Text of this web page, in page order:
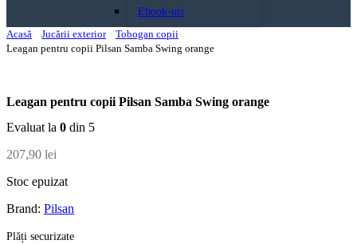
Ebook-uri
Acasă
Jucării exterior
Tobogan copii
Leagan pentru copii Pilsan Samba Swing orange
Leagan pentru copii Pilsan Samba Swing orange
Evaluat la 0 din 5
207,90 lei
Stoc epuizat
Brand: Pilsan
Plăți securizate